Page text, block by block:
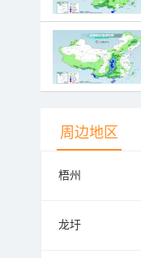
周边地区
梧州
龙圩